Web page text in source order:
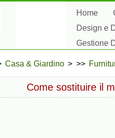
Home
Design e
Gestione
Casa & Giardino > >>
Come sostituire il